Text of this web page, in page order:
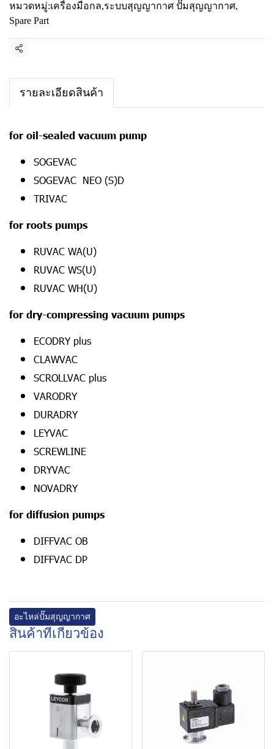
หมวดหมู่:เครื่องมือกล,ระบบสุญญากาศ ปั๊มสุญญากาศ,
Spare Part
แชร์
รายละเอียดสินค้า
for oil-sealed vacuum pump
SOGEVAC
SOGEVAC NEO (S)D
TRIVAC
for roots pumps
RUVAC WA(U)
RUVAC WS(U)
RUVAC WH(U)
for dry-compressing vacuum pumps
ECODRY plus
CLAWVAC
SCROLLVAC plus
VARODRY
DURADRY
LEYVAC
SCREWLINE
DRYVAC
NOVADRY
for diffusion pumps
DIFFVAC OB
DIFFVAC DP
อะไหล่ปั๊มสุญญากาศ
สินค้าที่เกี่ยวข้อง